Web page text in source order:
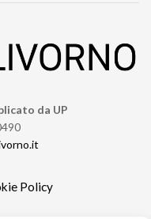
da UP
Policy